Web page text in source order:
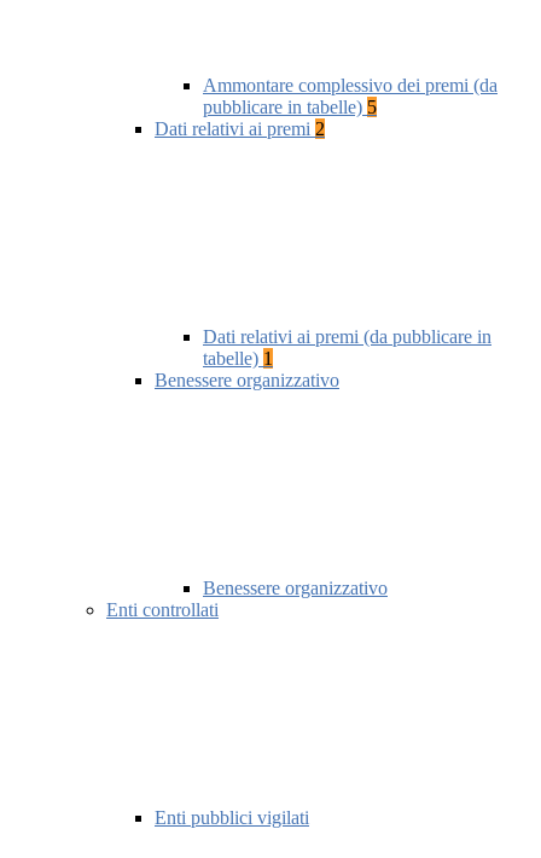
Ammontare complessivo dei premi (da
pubblicare in tabelle) 5
Dati relativi ai premi 2
Dati relativi ai premi (da pubblicare in
tabelle) 1
Benessere organizzativo
Benessere organizzativo
Enti controllati
Enti pubblici vigilati